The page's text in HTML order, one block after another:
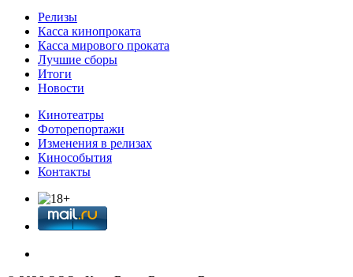
Релизы
Касса кинопроката
Касса мирового проката
Лучшие сборы
Итоги
Новости
Кинотеатры
Фоторепортажи
Изменения в релизах
Кинособытия
Контакты